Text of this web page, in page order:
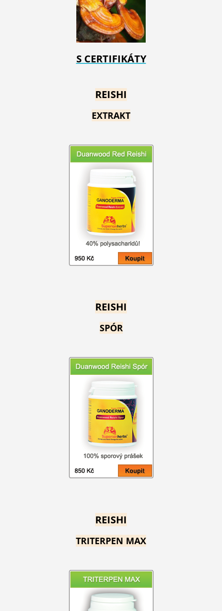
S CERTIFIKÁTY
REISHI
EXTRAKT
REISHI
SPÓR
REISHI
TRITERPEN MAX